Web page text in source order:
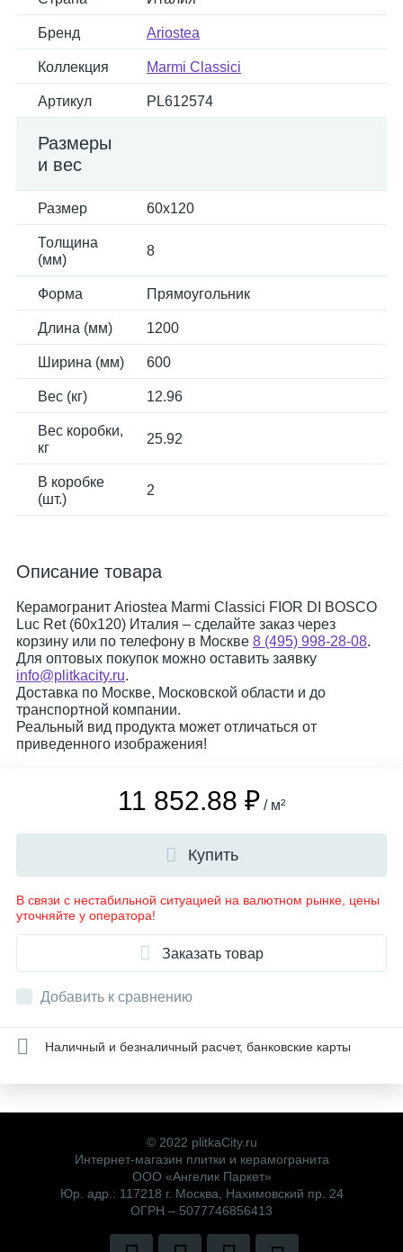
Бренд Ariostea
Коллекция Marmi Classici
Артикул PL612574
Размеры
и вес
Размер 60x120
Толщина
(мм)
8
Форма Прямоугольник
Длина (мм) 1200
Ширина (мм) 600
Вес (кг) 12.96
Вес коробки,
кг
25.92
В коробке
(шт.)
2
Описание товара
Керамогранит Ariostea Marmi Classici FIOR DI BOSCO
Luc Ret (60x120) Италия – сделайте заказ через
корзину или по телефону в Москве 8 (495) 998-28-08.
Для оптовых покупок можно оставить заявку
info@plitkacity.ru.
Доставка по Москве, Московской области и до
транспортной компании.
Реальный вид продукта может отличаться от
приведенного изображения!
11 852.88 ₽ / м²
Купить
В связи с нестабильной ситуацией на валютном рынке, цены
уточняйте у оператора!
Заказать товар
Добавить к сравнению
Наличный и безналичный расчет, банковские карты
© 2022 plitkaCity.ru
Интернет-магазин плитки и керамогранита
ООО «Ангелик Паркет»
Юр. адр.: 117218 г. Москва, Нахимовский пр. 24
ОГРН – 5077746856413